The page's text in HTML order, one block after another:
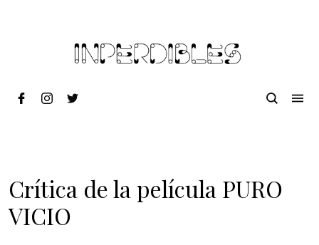
Crítica de la película PURO
VICIO